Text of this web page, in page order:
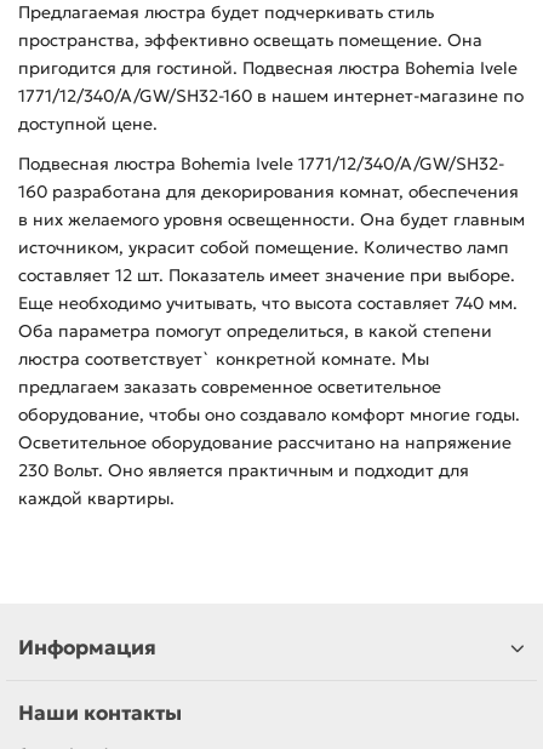
Предлагаемая люстра будет подчеркивать стиль
пространства, эффективно освещать помещение. Она
пригодится для гостиной. Подвесная люстра Bohemia Ivele
1771/12/340/A/GW/SH32-160 в нашем интернет-магазине по
доступной цене.
Подвесная люстра Bohemia Ivele 1771/12/340/A/GW/SH32-
160 разработана для декорирования комнат, обеспечения
в них желаемого уровня освещенности. Она будет главным
источником, украсит собой помещение. Количество ламп
составляет 12 шт. Показатель имеет значение при выборе.
Еще необходимо учитывать, что высота составляет 740 мм.
Оба параметра помогут определиться, в какой степени
люстра соответствует` конкретной комнате. Мы
предлагаем заказать современное осветительное
оборудование, чтобы оно создавало комфорт многие годы.
Осветительное оборудование рассчитано на напряжение
230 Вольт. Оно является практичным и подходит для
каждой квартиры.
Информация
Наши контакты